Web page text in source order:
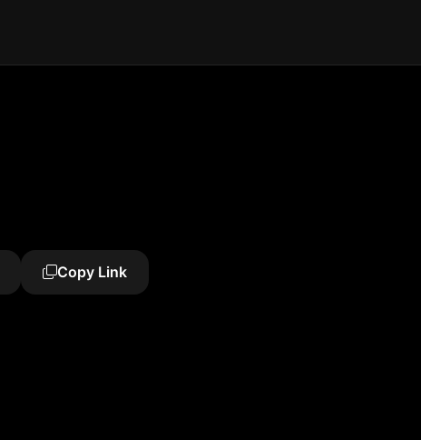
Copy Link